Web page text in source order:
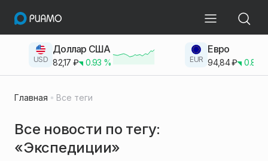
USD
Доллар США
82,17 ₽ 0.93 % EUR
Евро
94,84₽ 0.83
Главная Все теги
Все новости по тегу:
«Экспедиции»